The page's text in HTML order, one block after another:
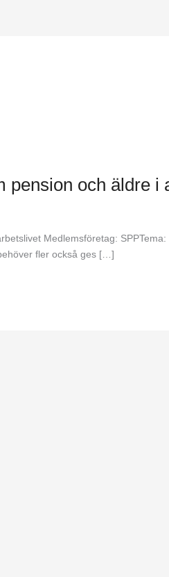
pension och äldre i
Medlemsföretag:
fler också ges […]